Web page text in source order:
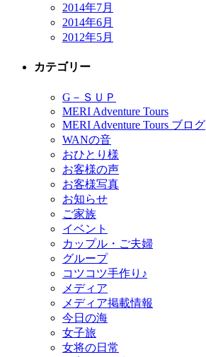
2014年7月
2014年6月
2012年5月
カテゴリー
G－ＳＵＰ
MERI Adventure Tours
MERI Adventure Tours ブログ
WANの音
おひとり様
お客様の声
お客様写真
お知らせ
ご家族
イベント
カップル・ご夫婦
グループ
コツコツ手作り♪
メディア
メディア掲載情報
今日の海
女子旅
女将の日常